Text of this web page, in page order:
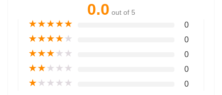
0.0 out of 5
★★★★★ 0
★★★★★ 0
★★★★★ 0
★★★★★ 0
★★★★★ 0